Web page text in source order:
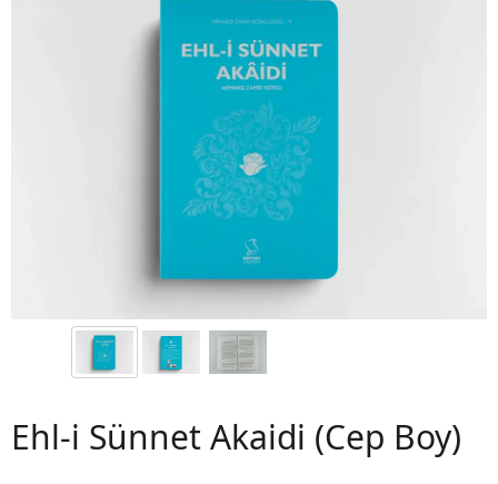
Ehl-i Sünnet Akaidi (Cep Boy)